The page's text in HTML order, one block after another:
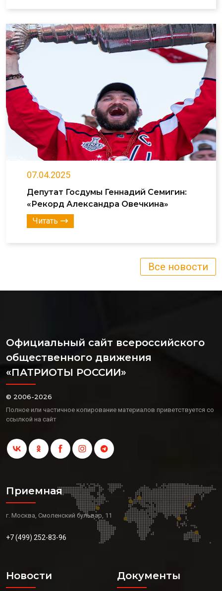
07.04.2025
Депутат Госдумы Геннадий Семигин:
«Рекорд Александра Овечкина»
Читать
Все новости
Официальный сайт всероссийского
общественного движения
«ПАТРИОТЫ РОССИИ»
© 2006-2026
Полное или частичное копирование материалов приветствуется со
ссылкой на сайт
Приемная
г. Москва, Смоленский бульвар, 11
+7 (499) 252-83-96
Новости Документы